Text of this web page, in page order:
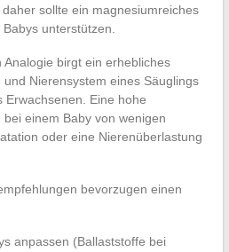
sollte ein magnesiumreiches
unterstützen.
birgt ein erhebliches
Nierensystem eines Säuglings
Erwachsenen. Eine hohe
einem Baby von wenigen
oder eine Nierenüberlastung
bevorzugen einen
anpassen (Ballaststoffe bei